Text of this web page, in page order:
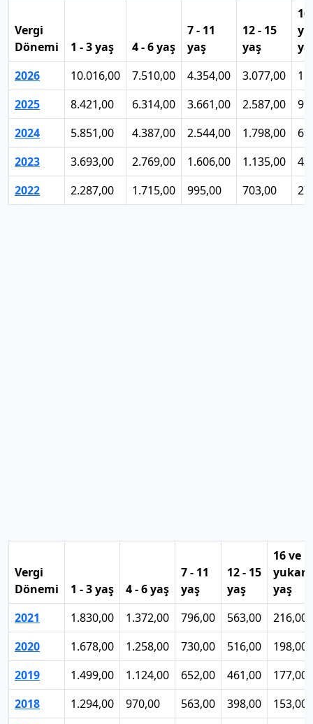
Vergi
Dönemi
1 - 3 yaş 4 - 6 yaş
7 - 11
yaş
12 - 15
yaş
2026
10.016,00 7.510,00 4.354,00 3.077,00
2025
8.421,00 6.314,00 3.661,00 2.587,00
2024
5.851,00 4.387,00 2.544,00 1.798,00
2023
3.693,00 2.769,00 1.606,00 1.135,00
2022
2.287,00 1.715,00 995,00 703,00
Vergi
Dönemi
1 - 3 yaş 4 - 6 yaş
7 - 11
yaş
12 - 15
yaş
16 ve
yukarı
yaş
2021
1.830,00 1.372,00 796,00 563,00
216,00
2020
1.678,00 1.258,00 730,00 516,00
198,00
2019
1.499,00 1.124,00 652,00 461,00
177,00
2018
1.294,00 970,00 563,00 398,00
153,00